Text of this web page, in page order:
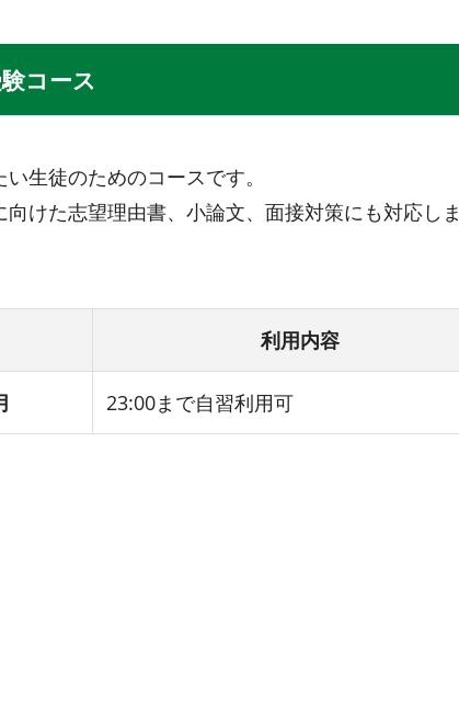
コース
生徒のためのコースです。
けた志望理由書、小論文、面接対策にも対応しま
利用内容
23:00まで自習利用可